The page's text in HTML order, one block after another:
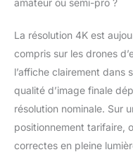
amateur ou semi-pro ?
La résolution 4K est
compris sur les drones
l’affiche clairement dans
qualité d’image finale
résolution nominale. Sur
positionnement tarifaire,
correctes en pleine